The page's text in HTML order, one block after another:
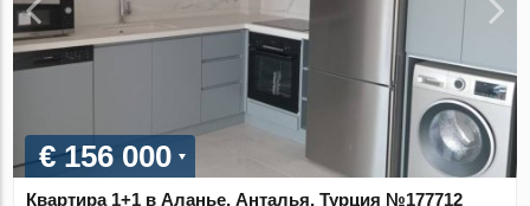
€ 156 000
Квартира 1+1 в Аланье, Анталья, Турция №177712